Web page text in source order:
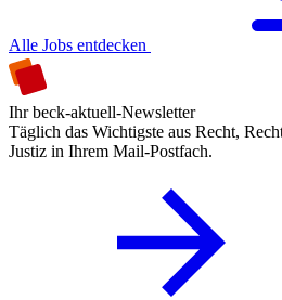
Alle Jobs entdecken
Ihr beck-aktuell-Newsletter
Täglich das Wichtigste aus Recht,
Justiz in Ihrem Mail-Postfach.